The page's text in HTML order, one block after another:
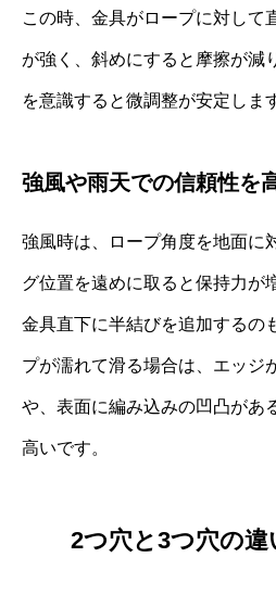
この時、金具がロープに対して
が強く、斜めにすると摩擦が減
を意識すると微調整が安定しま
強風や雨天での信頼性を
強風時は、ロープ角度を地面に
グ位置を遠めに取ると保持力が
金具直下に半結びを追加するの
プが濡れて滑る場合は、エッジ
や、表面に編み込みの凹凸があ
高いです。
2つ穴と3つ穴の